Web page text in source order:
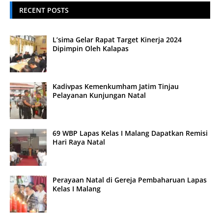
RECENT POSTS
L’sima Gelar Rapat Target Kinerja 2024
Dipimpin Oleh Kalapas
Kadivpas Kemenkumham Jatim Tinjau
Pelayanan Kunjungan Natal
69 WBP Lapas Kelas I Malang Dapatkan Remisi
Hari Raya Natal
Perayaan Natal di Gereja Pembaharuan Lapas
Kelas I Malang